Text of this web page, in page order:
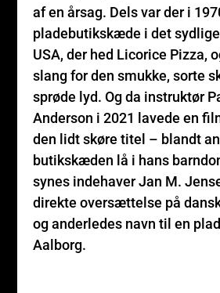
af en årsag. Dels var der i
pladebutikskæde i det
USA, der hed Licorice Pizza,
slang for den smukke, sorte
sprøde lyd. Og da instruktør
Anderson i 2021 lavede en
den lidt skøre titel – blandt
butikskæden lå i hans
synes indehaver Jan M.
direkte oversættelse på
og anderledes navn til en
Aalborg.